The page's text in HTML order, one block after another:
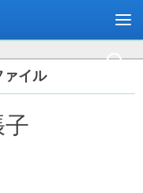
イル